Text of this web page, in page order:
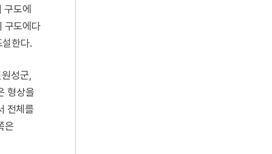
도에
구도에다
한다.
성군,
형상을
전체를
은